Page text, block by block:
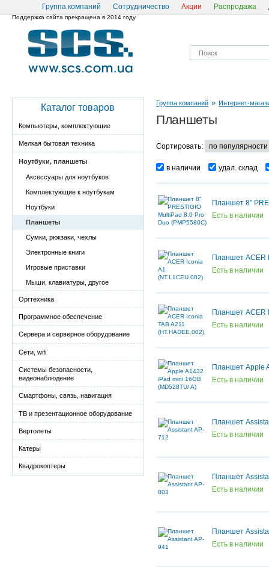
Группа компаний Сотрудничество Акции Распродажа
Поддержка сайта прекращена в 2014 году
Каталог товаров
Компьютеры, комплектующие
Мелкая бытовая техника
Ноутбуки, планшеты
Аксессуары для ноутбуков
Комплектующие к ноутбукам
Ноутбуки
Планшеты
Сумки, рюкзаки, чехлы
Электронные книги
Игровые приставки
Мыши, клавиатуры, другое
Оргтехника
Программное обеспечение
Сервера и серверное оборудование
Сети, wifi
Системы безопасности,
видеонаблюдение
Смартфоны, связь, навигация
ТВ и презентационное оборудование
Вертолеты
Катеры
Квадрокоптеры
Группа компаний » Интернет-
Планшеты
Сортировать:
в наличии удал. склад
Планшет 8"
Есть в наличии
Планшет ACER
Есть в наличии
Планшет ACER
Есть в наличии
Планшет Apple
Есть в наличии
Планшет
Есть в наличии
Планшет
Есть в наличии
Планшет
Есть в наличии